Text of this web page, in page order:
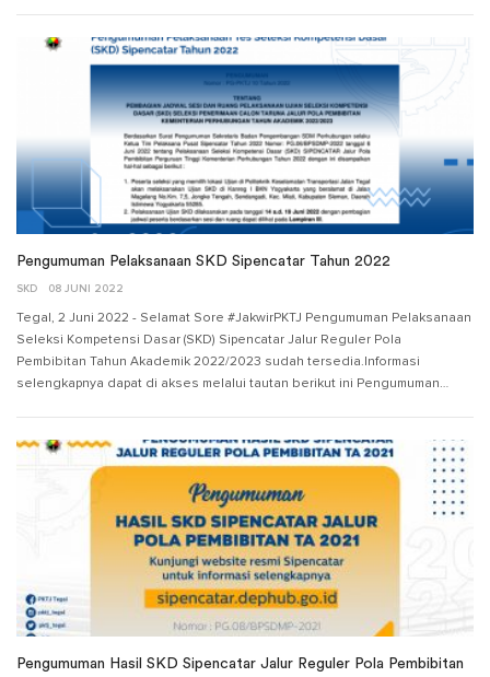
Pengumuman Pelaksanaan SKD Sipencatar Tahun 2022
SKD 08 JUNI 2022
Tegal, 2 Juni 2022 - Selamat Sore #JakwirPKTJ Pengumuman Pelaksanaan
Seleksi Kompetensi Dasar (SKD) Sipencatar Jalur Reguler Pola
Pembibitan Tahun Akademik 2022/2023 sudah tersedia.Informasi
selengkapnya dapat di akses melalui tautan berikut ini Pengumuman…
Pengumuman Hasil SKD Sipencatar Jalur Reguler Pola Pembibitan